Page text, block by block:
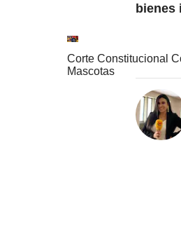
bienes
Corte Constitucional
Mascotas